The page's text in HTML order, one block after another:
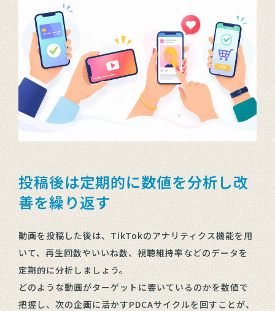
投稿後は定期的に数値を分析し改
善を繰り返す
動画を投稿した後は、TikTokのアナリティクス機能を用
いて、再生回数やいいね数、視聴維持率などのデータを
定期的に分析しましょう。
どのような動画がターゲットに響いているのかを数値で
把握し、次の企画に活かすPDCAサイクルを回すことが、